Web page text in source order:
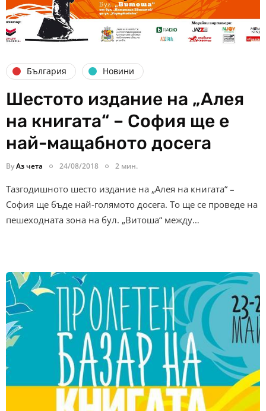
България Новини
Шестото издание на „Алея
на книгата“ – София ще е
най-мащабното досега
ByАз чета 24/08/2018 2 мин.
Тазгодишното шесто издание нa „Алея на книгата“ –
София ще бъде най-голямото досега. То ще се проведе на
пешеходната зона на бул. „Витоша“ между…